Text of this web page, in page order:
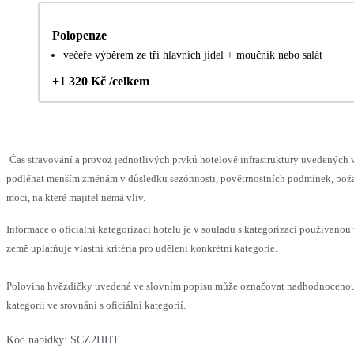
Polopenze
večeře výběrem ze tří hlavních jídel + moučník nebo salát
+1 320 Kč /celkem
Čas stravování a provoz jednotlivých prvků hotelové infrastruktury uvedených
podléhat menším změnám v důsledku sezónnosti, povětrnostních podmínek,
moci, na které majitel nemá vliv.
Informace o oficiální kategorizaci hotelu je v souladu s kategorizací používanou
země uplatňuje vlastní kritéria pro udělení konkrétní kategorie.
Polovina hvězdičky uvedená ve slovním popisu může označovat
kategorii ve srovnání s oficiální kategorií.
Kód nabídky: SCZ2HHT